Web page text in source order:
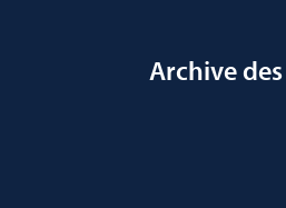
Archive